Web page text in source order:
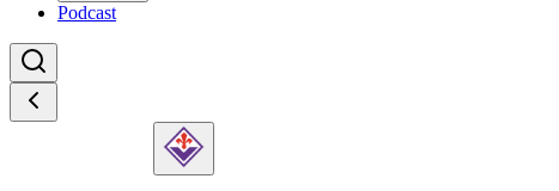
Podcast